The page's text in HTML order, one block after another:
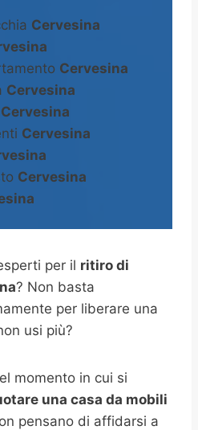
Cervesina
Cervesina
Cervesina
Cervesina
Cervesina
Cervesina
per il ritiro di
? Non basta
per liberare una
usi più?
momento in cui si
una casa da mobili
pensano di affidarsi a